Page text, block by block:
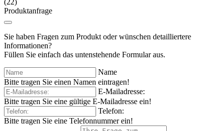
Produktanfrage
Sie haben Fragen zum Produkt oder wünschen detailliertere
Informationen?
Füllen Sie einfach das untenstehende Formular aus.
Name
Bitte tragen Sie einen Namen eintragen!
E-Mailadresse:
Bitte tragen Sie eine gültige E-Mailadresse ein!
Telefon:
Bitte tragen Sie eine Telefonnummer ein!